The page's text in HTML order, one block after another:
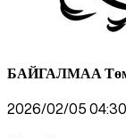
БАЙГАЛМАА
2026/02/05 04:30